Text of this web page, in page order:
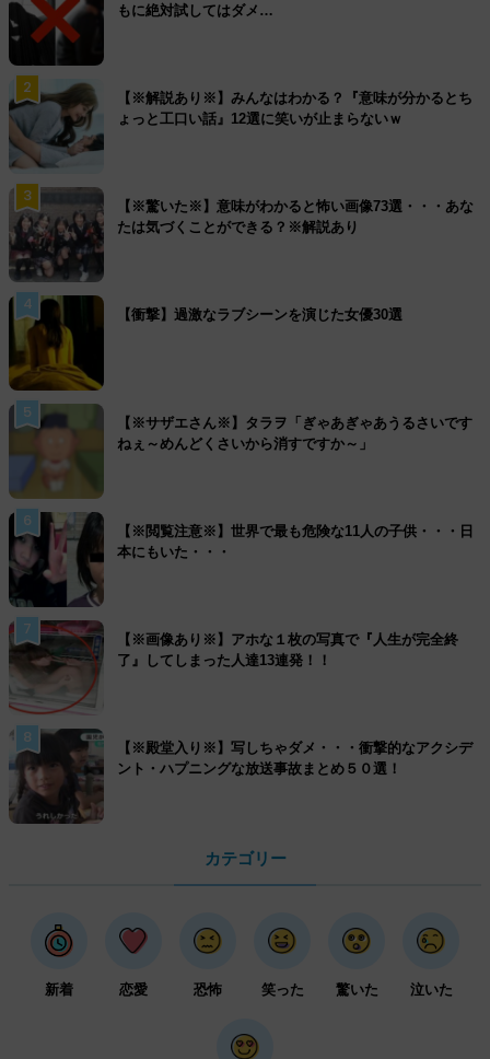
もに絶対試してはダメ…
2
【※解説あり※】みんなはわかる？『意味が分かるとち
ょっと工口い話』12選に笑いが止まらないｗ
3
【※驚いた※】意味がわかると怖い画像73選・・・あな
たは気づくことができる？※解説あり
4
【衝撃】過激なラブシーンを演じた女優30選
5
【※サザエさん※】タラヲ「ぎゃあぎゃあうるさいです
ねぇ～めんどくさいから消すですか～」
6
【※閲覧注意※】世界で最も危険な11人の子供・・・日
本にもいた・・・
7
【※画像あり※】アホな１枚の写真で『人生が完全終
了』してしまった人達13連発！！
8
【※殿堂入り※】写しちゃダメ・・・衝撃的なアクシデ
ント・ハプニングな放送事故まとめ５０選！
カテゴリー
新着 恋愛 恐怖 笑った 驚いた 泣いた